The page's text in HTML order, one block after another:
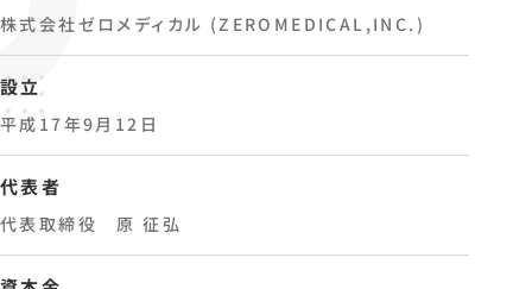
株式会社ゼロメディカル (ZEROMEDICAL,INC.)
設立
平成17年9月12日
代表者
代表取締役 原 征弘